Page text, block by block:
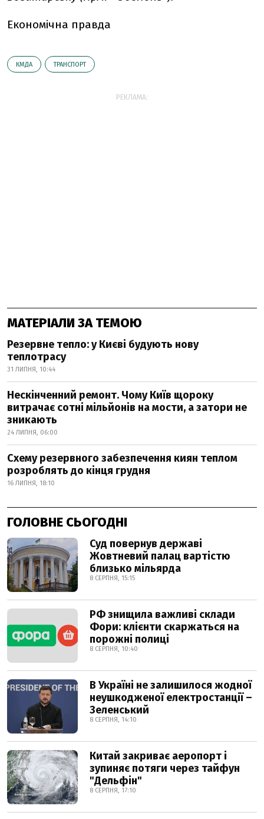
Економічна правда
КМДА ТРАНСПОРТ
РЕКЛАМА:
МАТЕРІАЛИ ЗА ТЕМОЮ
Резервне тепло: у Києві будують нову
теплотрасу
31 ЛИПНЯ, 10:44
Нескінченний ремонт. Чому Київ щороку
витрачає сотні мільйонів на мости, а затори не
зникають
24 ЛИПНЯ, 06:00
Схему резервного забезпечення киян теплом
розроблять до кінця грудня
16 ЛИПНЯ, 18:10
ГОЛОВНЕ СЬОГОДНІ
Суд повернув державі
Жовтневий палац вартістю
близько мільярда
8 СЕРПНЯ, 15:15
РФ знищила важливі склади
Фори: клієнти скаржаться на
порожні полиці
8 СЕРПНЯ, 10:40
В Україні не залишилося жодної
неушкодженої електростанції –
Зеленський
8 СЕРПНЯ, 14:10
Китай закриває аеропорт і
зупиняє потяги через тайфун
"Дельфін"
8 СЕРПНЯ, 17:10